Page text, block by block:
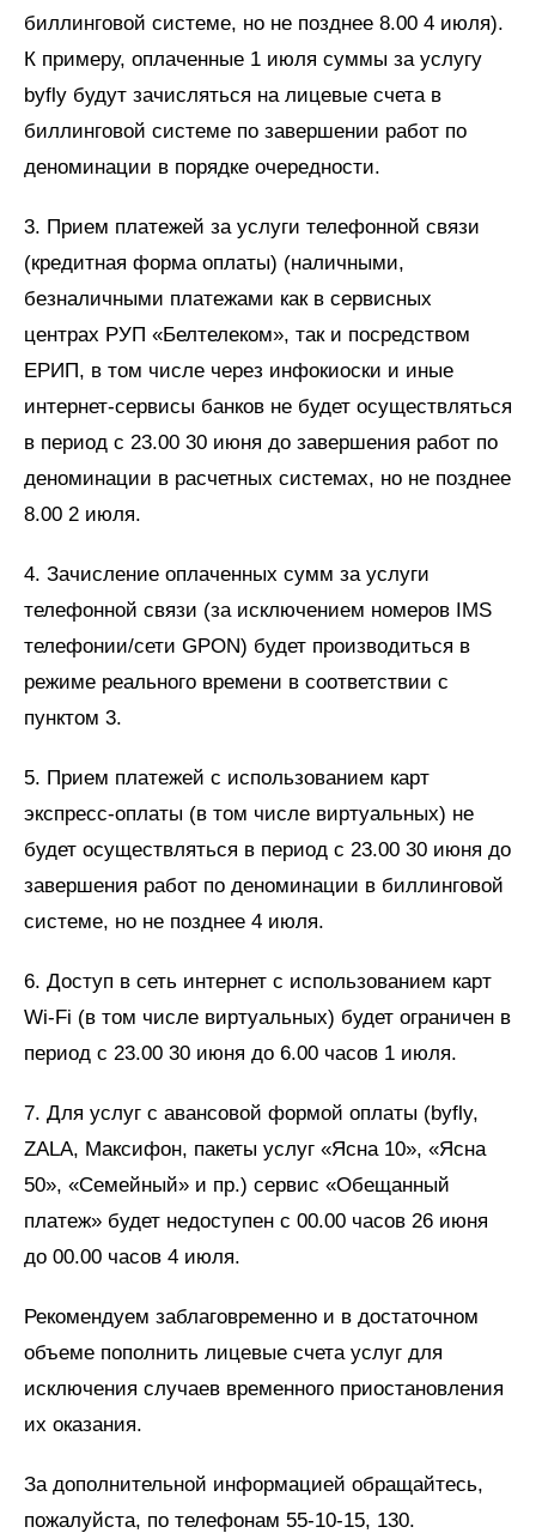
биллинговой системе, но не позднее 8.00 4 июля).
К примеру, оплаченные 1 июля суммы за услугу
byfly будут зачисляться на лицевые счета в
биллинговой системе по завершении работ по
деноминации в порядке очередности.
3. Прием платежей за услуги телефонной связи
(кредитная форма оплаты) (наличными,
безналичными платежами как в сервисных
центрах РУП «Белтелеком», так и посредством
ЕРИП, в том числе через инфокиоски и иные
интернет-сервисы банков не будет осуществляться
в период с 23.00 30 июня до завершения работ по
деноминации в расчетных системах, но не позднее
8.00 2 июля.
4. Зачисление оплаченных сумм за услуги
телефонной связи (за исключением номеров IMS
телефонии/сети GPON) будет производиться в
режиме реального времени в соответствии с
пунктом 3.
5. Прием платежей с использованием карт
экспресс-оплаты (в том числе виртуальных) не
будет осуществляться в период с 23.00 30 июня до
завершения работ по деноминации в биллинговой
системе, но не позднее 4 июля.
6. Доступ в сеть интернет с использованием карт
Wi-Fi (в том числе виртуальных) будет ограничен в
период с 23.00 30 июня до 6.00 часов 1 июля.
7. Для услуг с авансовой формой оплаты (byfly,
ZALA, Максифон, пакеты услуг «Ясна 10», «Ясна
50», «Семейный» и пр.) сервис «Обещанный
платеж» будет недоступен с 00.00 часов 26 июня
до 00.00 часов 4 июля.
Рекомендуем заблаговременно и в достаточном
объеме пополнить лицевые счета услуг для
исключения случаев временного приостановления
их оказания.
За дополнительной информацией обращайтесь,
пожалуйста, по телефонам 55-10-15, 130.